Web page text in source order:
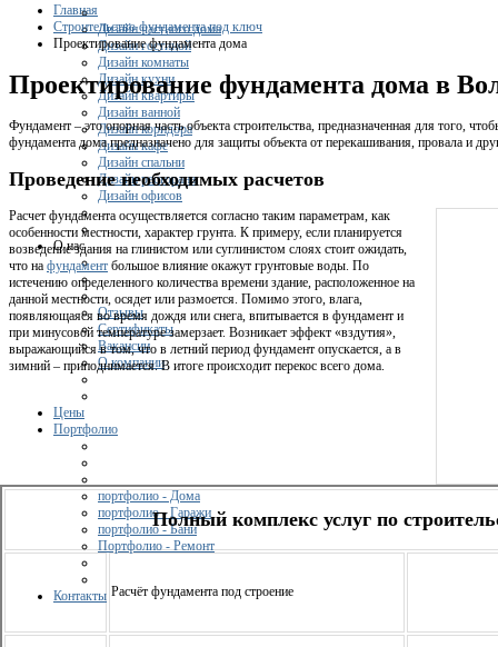
Дизайн частного дома
Дизайн гостиной
Дизайн комнаты
Дизайн кухни
Дизайн квартиры
Дизайн ванной
Дизайн коридора
Дизайн кафе
Дизайн спальни
Дизайн ресторана
Дизайн офисов
О нас
Отзывы
Сертификаты
Вакансии
О компании
Цены
Портфолио
портфолио - Дома
портфолио - Гаражи
портфолио - Бани
Портфолио - Ремонт
Контакты
Главная
Строительство фундамента под ключ
Проектирование фундамента дома
Проектирование фундамента дома в
Фундамент – это опорная часть объекта строительства, предназначенная для того,
фундамента дома предназначено для защиты объекта от перекашивания, провала и
Проведение необходимых расчетов
Расчет фундамента осуществляется согласно таким параметрам, как
особенности местности, характер грунта. К примеру, если планируется
возведение здания на глинистом или суглинистом слоях стоит ожидать,
что на фундамент большое влияние окажут грунтовые воды. По
истечению определенного количества времени здание, расположенное на
данной местности, осядет или размоется. Помимо этого, влага,
появляющаяся во время дождя или снега, впитывается в фундамент и
при минусовой температуре замерзает. Возникает эффект «вздутия»,
выражающийся в том, что в летний период фундамент опускается, а в
зимний – приподнимается. В итоге происходит перекос всего дома.
Полный комплекс услуг по
Расчёт фундамента под строение